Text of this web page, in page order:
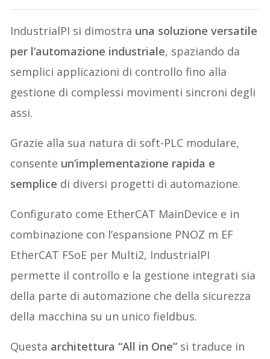
IndustrialPI si dimostra una soluzione versatile
per l’automazione industriale, spaziando da
semplici applicazioni di controllo fino alla
gestione di complessi movimenti sincroni degli
assi.
Grazie alla sua natura di soft-PLC modulare,
consente un’implementazione rapida e
semplice di diversi progetti di automazione.
Configurato come EtherCAT MainDevice e in
combinazione con l’espansione PNOZ m EF
EtherCAT FSoE per Multi2, IndustrialPI
permette il controllo e la gestione integrati sia
della parte di automazione che della sicurezza
della macchina su un unico fieldbus.
Questa architettura “All in One” si traduce in